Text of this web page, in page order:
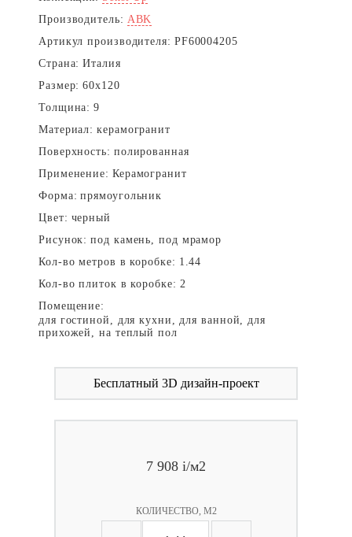
Производитель: ABK
Артикул производителя: PF60004205
Страна: Италия
Размер: 60x120
Толщина: 9
Материал: керамогранит
Поверхность: полированная
Применение: Керамогранит
Форма: прямоугольник
Цвет: черный
Рисунок: под камень, под мрамор
Кол-во метров в коробке: 1.44
Кол-во плиток в коробке: 2
Помещение:
для гостиной, для кухни, для ванной, для
прихожей, на теплый пол
Бесплатный 3D дизайн-проект
7 908 i/м2
КОЛИЧЕСТВО, М2